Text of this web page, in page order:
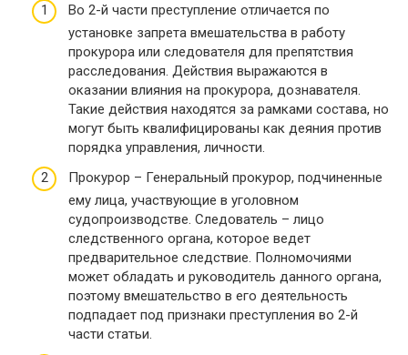
Во 2-й части преступление отличается по
установке запрета вмешательства в работу
прокурора или следователя для препятствия
расследования. Действия выражаются в
оказании влияния на прокурора, дознавателя.
Такие действия находятся за рамками состава, но
могут быть квалифицированы как деяния против
порядка управления, личности.
Прокурор – Генеральный прокурор, подчиненные
ему лица, участвующие в уголовном
судопроизводстве. Следователь – лицо
следственного органа, которое ведет
предварительное следствие. Полномочиями
может обладать и руководитель данного органа,
поэтому вмешательство в его деятельность
подпадает под признаки преступления во 2-й
части статьи.